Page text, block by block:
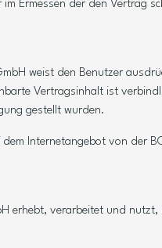
Ermessen der den Vertrag
weist den Benutzer
Vertragsinhalt ist
gestellt wurden.
Internetangebot von der
erhebt, verarbeitet und